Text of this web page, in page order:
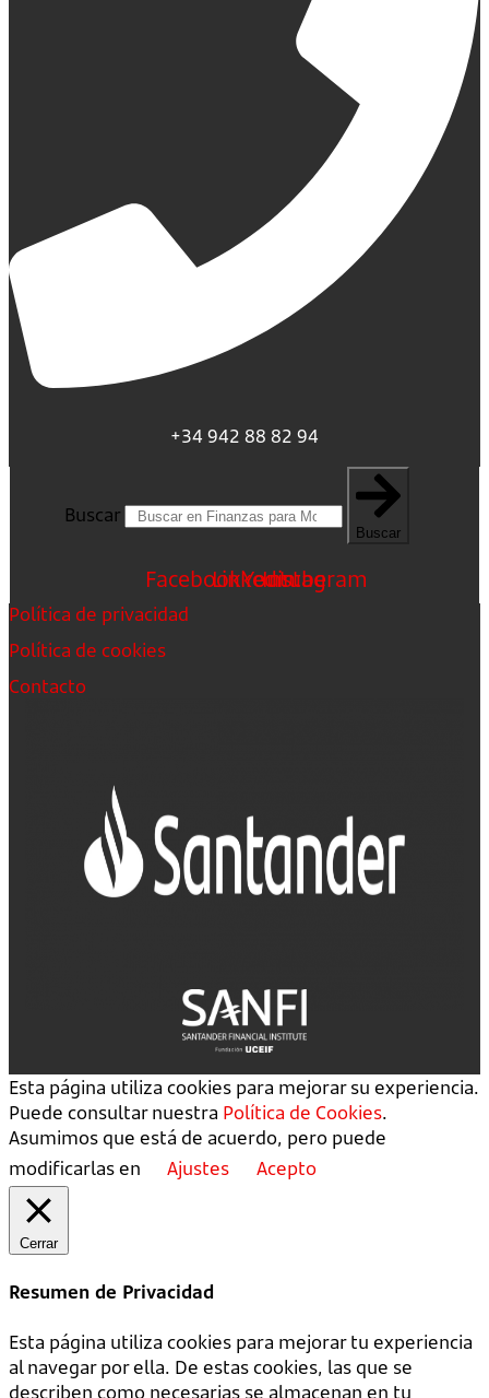
+34 942 88 82 94
Buscar
Buscar
FacebookLinkedin
Youtube
Instagram
Política de privacidad
Política de cookies
Contacto
Esta página utiliza cookies para mejorar su experiencia.
Puede consultar nuestra Política de Cookies.
Asumimos que está de acuerdo, pero puede
modificarlas en
Ajustes Acepto
Cerrar
Resumen de Privacidad
Esta página utiliza cookies para mejorar tu experiencia
al navegar por ella. De estas cookies, las que se
describen como necesarias se almacenan en tu